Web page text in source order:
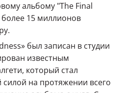
альбому "The Final
15 миллионов
был записан в студии
известным
который стал
на протяжении всего